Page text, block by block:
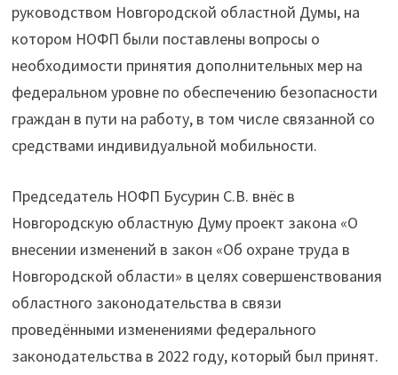
руководством Новгородской областной Думы, на
котором НОФП были поставлены вопросы о
необходимости принятия дополнительных мер на
федеральном уровне по обеспечению безопасности
граждан в пути на работу, в том числе связанной со
средствами индивидуальной мобильности.
Председатель НОФП Бусурин С.В. внёс в
Новгородскую областную Думу проект закона «О
внесении изменений в закон «Об охране труда в
Новгородской области» в целях совершенствования
областного законодательства в связи
проведёнными изменениями федерального
законодательства в 2022 году, который был принят.